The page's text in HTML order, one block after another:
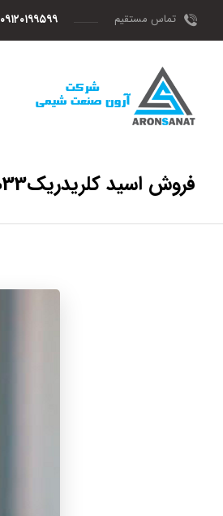
تماس مستقیم ۰۹۱۲۰۱۹۹۵۹۹
فروش اسید کلریدریک33%_31%